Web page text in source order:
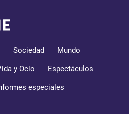
Sociedad Mundo
y Ocio Espectáculos
especiales